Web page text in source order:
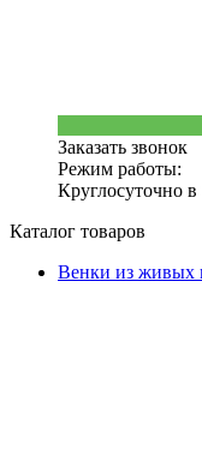
Заказать звонок
Режим работы:
Круглосуточно
Каталог товаров
Венки из живых